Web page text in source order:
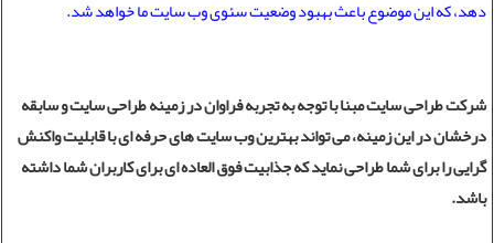
دهد، که این موضوع باعث بهبود وضعیت سئوی وب سایت ما خواهد شد.
شرکت طراحی سایتمبنا با توجه به تجربه فراوان در زمینهطراحی سایتو سابقه
درخشان در این زمینه، می تواند بهترین وب سایت های حرفه ای با قابلیت واکنش
گرایی را برای شما طراحی نماید که جذابیت فوق العاده ای برای کاربران شما داشته
باشد.